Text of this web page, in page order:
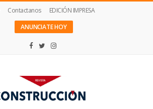
Contactanos
EDICIÓN IMPRESA
ANUNCIATE HOY